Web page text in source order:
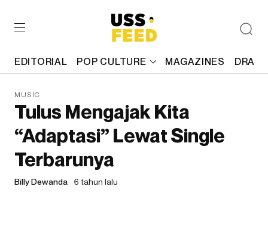
EDITORIAL POP CULTURE MAGAZINES
MUSIC
Tulus Mengajak Kita
“Adaptasi” Lewat Single
Terbarunya
Billy Dewanda 6 tahun lalu